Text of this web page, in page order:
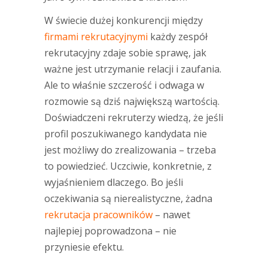
W świecie dużej konkurencji między
firmami rekrutacyjnymi każdy zespół
rekrutacyjny zdaje sobie sprawę, jak
ważne jest utrzymanie relacji i zaufania.
Ale to właśnie szczerość i odwaga w
rozmowie są dziś największą wartością.
Doświadczeni rekruterzy wiedzą, że jeśli
profil poszukiwanego kandydata nie
jest możliwy do zrealizowania – trzeba
to powiedzieć. Uczciwie, konkretnie, z
wyjaśnieniem dlaczego. Bo jeśli
oczekiwania są nierealistyczne, żadna
rekrutacja pracowników – nawet
najlepiej poprowadzona – nie
przyniesie efektu.